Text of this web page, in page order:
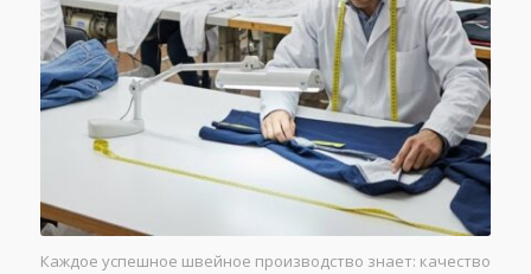
Каждое успешное швейное производство знает: качество